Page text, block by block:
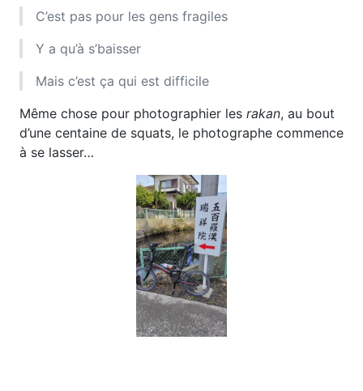
C’est pas pour les gens fragiles
Y a qu’à s’baisser
Mais c’est ça qui est difficile
Même chose pour photographier les rakan, au bout
d’une centaine de squats, le photographe commence
à se lasser…